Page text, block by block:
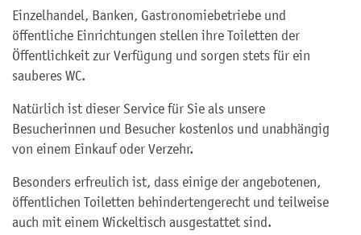
Einzelhandel, Banken, Gastronomiebetriebe und
öffentliche Einrichtungen stellen ihre Toiletten der
Öffentlichkeit zur Verfügung und sorgen stets für ein
sauberes WC.
Natürlich ist dieser Service für Sie als unsere
Besucherinnen und Besucher kostenlos und unabhängig
von einem Einkauf oder Verzehr.
Besonders erfreulich ist, dass einige der angebotenen,
öffentlichen Toiletten behindertengerecht und teilweise
auch mit einem Wickeltisch ausgestattet sind.